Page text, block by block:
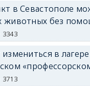
в Севастополе
животных без
3343
в лагере
3713